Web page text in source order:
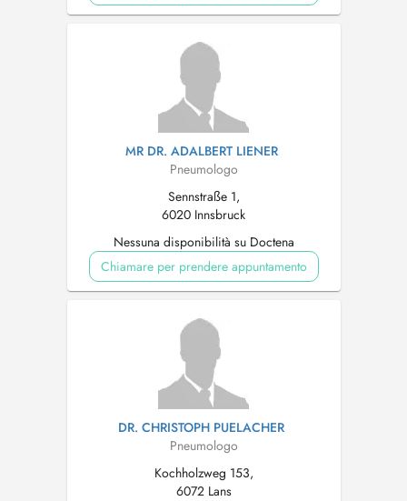
MR DR. ADALBERT LIENER
Pneumologo
Sennstraße 1,
6020 Innsbruck
Nessuna disponibilità su Doctena
Chiamare per prendere appuntamento
DR. CHRISTOPH PUELACHER
Pneumologo
Kochholzweg 153,
6072 Lans